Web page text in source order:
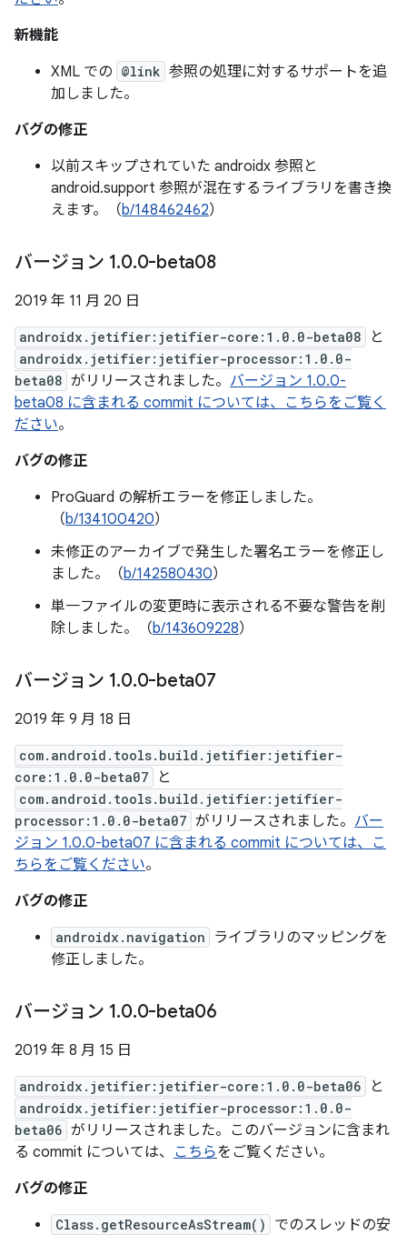
新機能
XML での @link 参照の処理に対するサポートを追
加しました。
バグの修正
以前スキップされていた androidx 参照と
android.support 参照が混在するライブラリを書き換
えます。（b/148462462）
バージョン 1.0.0-beta08
2019 年 11 月 20 日
androidx.jetifier:jetifier-core:1.0.0-beta08 と
androidx.jetifier:jetifier-processor:1.0.0-
beta08 がリリースされました。 バージョン 1.0.0-
beta08 に含まれる commit については、こちらをご覧く
ださい。
バグの修正
ProGuard の解析エラーを修正しました。
（b/134100420）
未修正のアーカイブで発生した署名エラーを修正し
ました。（b/142580430）
単一ファイルの変更時に表示される不要な警告を削
除しました。（b/143609228）
バージョン 1.0.0-beta07
2019 年 9 月 18 日
com.android.tools.build.jetifier:jetifier-
core:1.0.0-beta07
と
com.android.tools.build.jetifier:jetifier-
processor:1.0.0-beta07 がリリースされました。 バー
ジョン 1.0.0-beta07 に含まれる commit については、こ
ちらをご覧ください。
バグの修正
androidx.navigation
ライブラリのマッピングを
修正しました。
バージョン 1.0.0-beta06
2019 年 8 月 15 日
androidx.jetifier:jetifier-core:1.0.0-beta06 と
androidx.jetifier:jetifier-processor:1.0.0-
beta06 がリリースされました。このバージョンに含まれ
る commit については、 こちらをご覧ください。
バグの修正
Class.getResourceAsStream() でのスレッドの安